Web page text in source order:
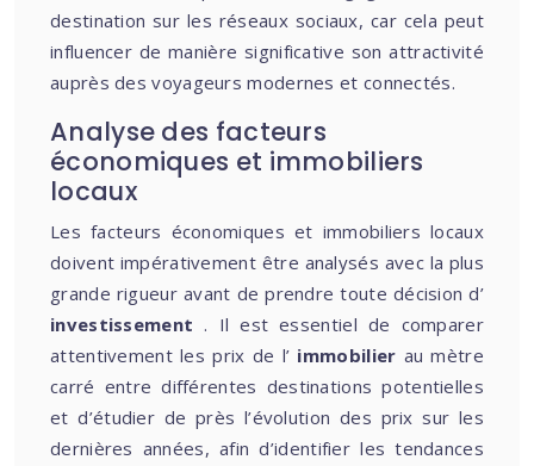
destination sur les réseaux sociaux, car cela peut
influencer de manière significative son attractivité
auprès des voyageurs modernes et connectés.
Analyse des facteurs
économiques et immobiliers
locaux
Les facteurs économiques et immobiliers locaux
doivent impérativement être analysés avec la plus
grande rigueur avant de prendre toute décision d’
investissement. Il est essentiel de comparer
attentivement les prix de l’ immobilier au mètre
carré entre différentes destinations potentielles
et d’étudier de près l’évolution des prix sur les
dernières années, afin d’identifier les tendances